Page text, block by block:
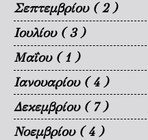
Σεπτεμβρίου ( 2 )
Ιουλίου ( 3 )
Μαΐου ( 1 )
Ιανουαρίου ( 4 )
Δεκεμβρίου ( 7 )
Νοεμβρίου ( 4 )